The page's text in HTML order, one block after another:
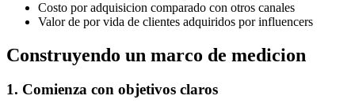
Costo por adquisicion comparado con otros canales
Valor de por vida de clientes adquiridos por influencers
Construyendo un marco de medicion
1. Comienza con objetivos claros